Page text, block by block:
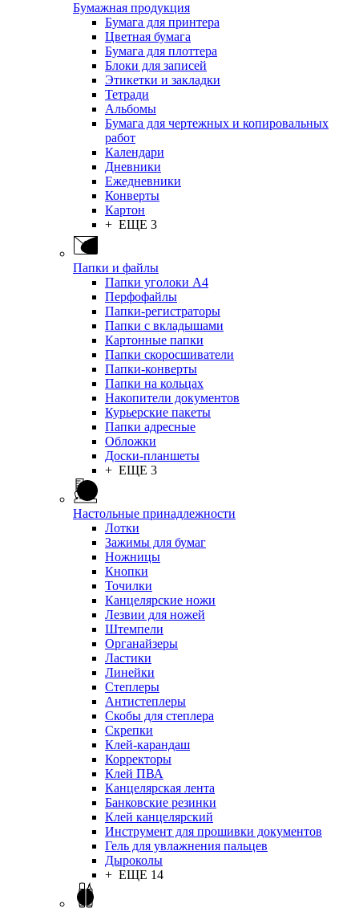
Бумажная продукция
Бумага для принтера
Цветная бумага
Бумага для плоттера
Блоки для записей
Этикетки и закладки
Тетради
Альбомы
Бумага для чертежных и копировальных
работ
Календари
Дневники
Ежедневники
Конверты
Картон
+ ЕЩЕ 3
Папки и файлы
Папки уголоки А4
Перфофайлы
Папки-регистраторы
Папки с вкладышами
Картонные папки
Папки скоросшиватели
Папки-конверты
Папки на кольцах
Накопители документов
Курьерские пакеты
Папки адресные
Обложки
Доски-планшеты
+ ЕЩЕ 3
Настольные принадлежности
Лотки
Зажимы для бумаг
Ножницы
Кнопки
Точилки
Канцелярские ножи
Лезвии для ножей
Штемпели
Органайзеры
Ластики
Линейки
Степлеры
Антистеплеры
Скобы для степлера
Скрепки
Клей-карандаш
Корректоры
Клей ПВА
Канцелярская лента
Банковские резинки
Клей канцелярский
Инструмент для прошивки документов
Гель для увлажнения пальцев
Дыроколы
+ ЕЩЕ 14